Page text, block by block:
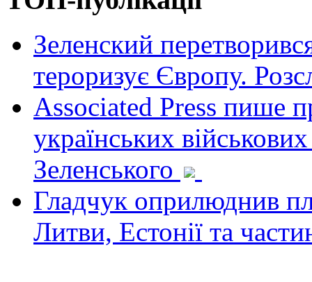
Зеленский
тероризує Європу.
Associated Press пише
українських
Зеленського
Гладчук оприлюднив
Литви, Естонії та